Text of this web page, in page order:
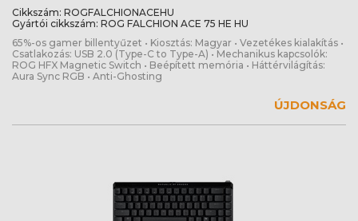
Cikkszám: ROGFALCHIONACEHU
Gyártói cikkszám: ROG FALCHION ACE 75 HE HU
65%-os gamer billentyűzet • Kiosztás: Magyar • Vezetékes kialakítás •
Csatlakozás: USB 2.0 (Type-C to Type-A) • Mechanikus kapcsolók:
ROG HFX Magnetic Switch • Beépített memória • Háttérvilágítás:
Aura Sync RGB • Anti-Ghosting
ÚJDONSÁG